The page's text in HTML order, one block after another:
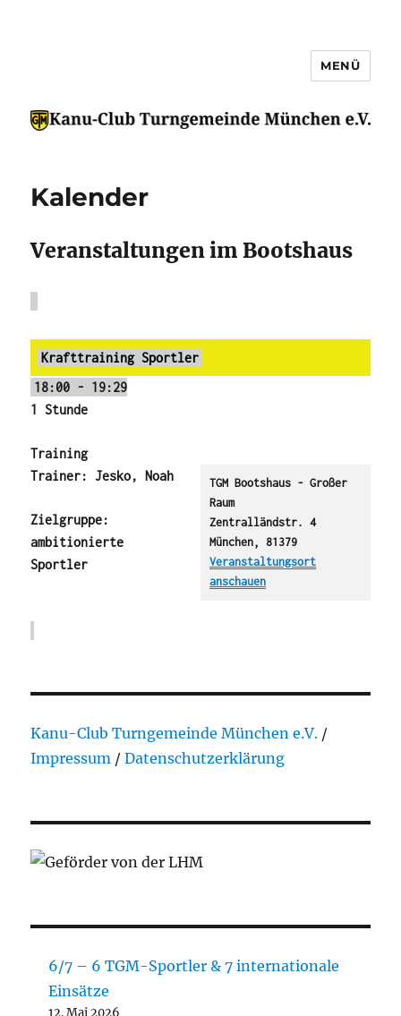
Kanu-Club Turngemeinde
MENÜ
Kalender
Veranstaltungen im Bootshaus
Krafttraining Sportler
18:00 - 19:29
1 Stunde
Training
TGM Bootshaus - Großer
Raum
Zentralländstr. 4
München, 81379
Veranstaltungsort
anschauen
Trainer: Jesko, Noah
Zielgruppe:
ambitionierte
Sportler
Kanu-Club Turngemeinde München e.V. /
Impressum /Datenschutzerklärung
6/7 – 6 TGM-Sportler & 7 internationale
Einsätze
12. Mai 2026